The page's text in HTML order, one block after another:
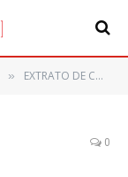
» EXTRATO DE CONTRATO – CONTRATO Nº 079/2023
0